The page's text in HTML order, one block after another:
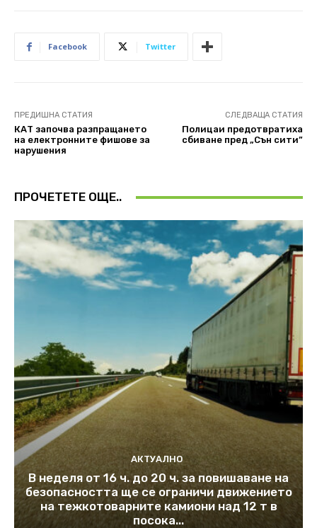
Facebook Twitter
ПРЕДИШНА СТАТИЯ
КАТ започва разпращането
на електронните фишове за
нарушения
СЛЕДВАЩА СТАТИЯ
Полицаи предотвратиха
сбиване пред „Сън сити”
ПРОЧЕТЕТЕ ОЩЕ..
АКТУАЛНО
В неделя от 16 ч. до 20 ч. за повишаване на
безопасността ще се ограничи движението
на тежкотоварните камиони над 12 т в
посока...